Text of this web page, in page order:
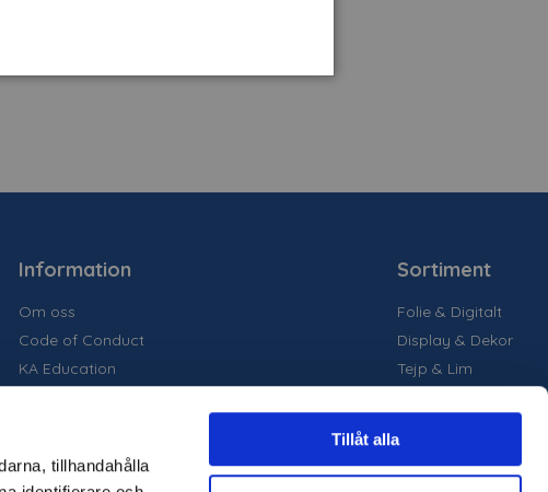
tillhandahålla
Tillåt alla
Information
Om oss
Code of Conduct
KA Education
Tidigare projekt
Tjänster
Sortiment
Folie & Digitalt
Display & Dekor
Tejp & Lim